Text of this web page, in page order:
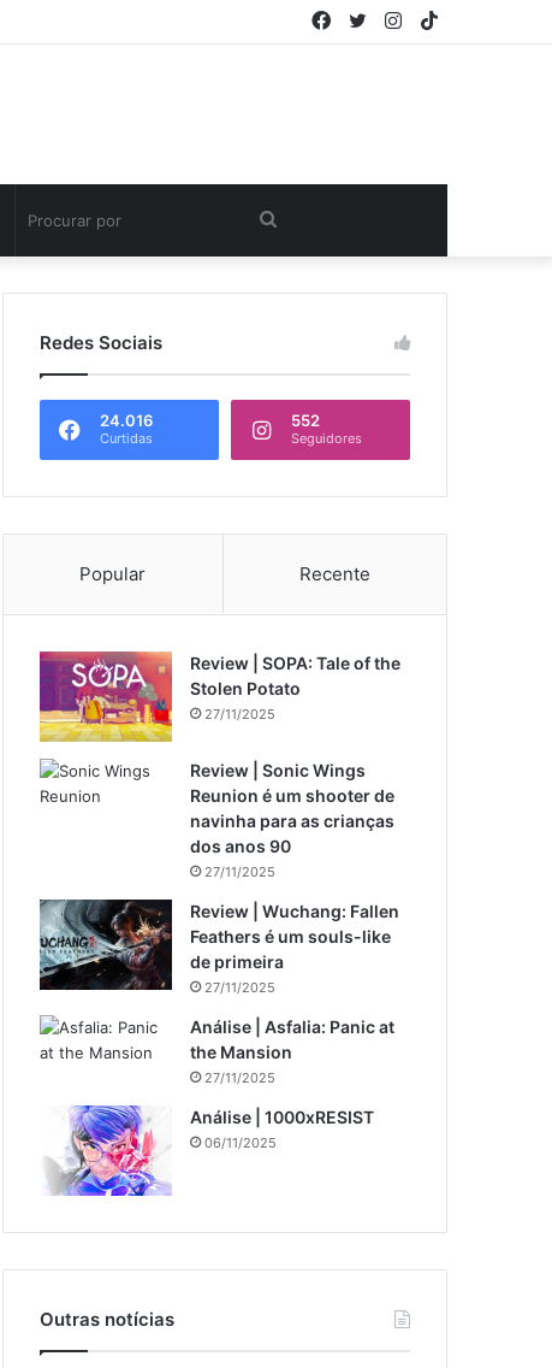
Instagram
Twitter
Facebook
Procurar
por
Redes Sociais
24.016
Curtidas
552
Seguidores
Popular Recente
Review | SOPA: Tale of the
Stolen Potato
27/11/2025
Review | Sonic Wings
Reunion é um shooter de
navinha para as crianças
dos anos 90
27/11/2025
Review | Wuchang: Fallen
Feathers é um souls-like
de primeira
27/11/2025
Análise | Asfalia: Panic at
the Mansion
27/11/2025
Análise | 1000xRESIST
06/11/2025
Outras notícias